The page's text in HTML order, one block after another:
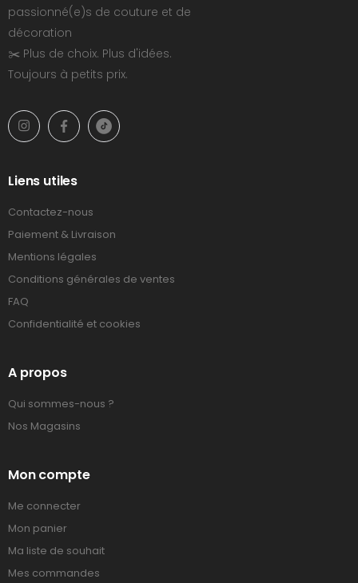
passionné(e)s de couture et de
décoration
✂️ Plus de choix. Plus d'idées.
Toujours à petits prix.
Liens utiles
Contactez-nous
Paiement & Livraison
Mentions légales
Conditions générales de ventes
FAQ
Confidentialité et cookies
A propos
Qui sommes-nous ?
Nos Magasins
Mon compte
Me connecter
Mon panier
Ma liste de souhait
Mes commandes